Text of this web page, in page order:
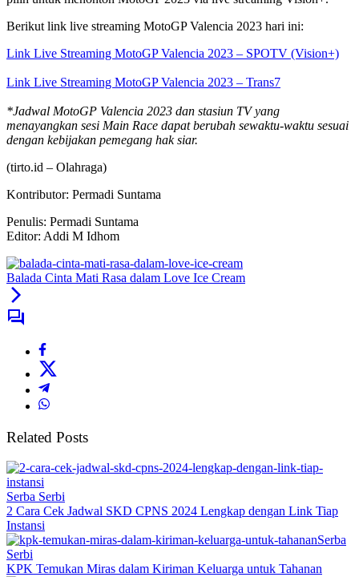
Berikut link live streaming MotoGP Valencia 2023 hari ini:
Link Live Streaming MotoGP Valencia 2023 – SPOTV (Vision+)
Link Live Streaming MotoGP Valencia 2023 – Trans7
*Jadwal MotoGP Valencia 2023 dan stasiun TV yang
menayangkan sesi Main Race dapat berubah sewaktu-waktu sesuai
dengan kebijakan pemegang hak siar.
(tirto.id – Olahraga)
Kontributor: Permadi Suntama
Penulis: Permadi Suntama
Editor: Addi M Idhom
Balada Cinta Mati Rasa dalam Love Ice Cream
Related Posts
Serba Serbi
2 Cara Cek Jadwal SKD CPNS 2024 Lengkap dengan Link Tiap
Instansi
Serba
Serbi
KPK Temukan Miras dalam Kiriman Keluarga untuk Tahanan